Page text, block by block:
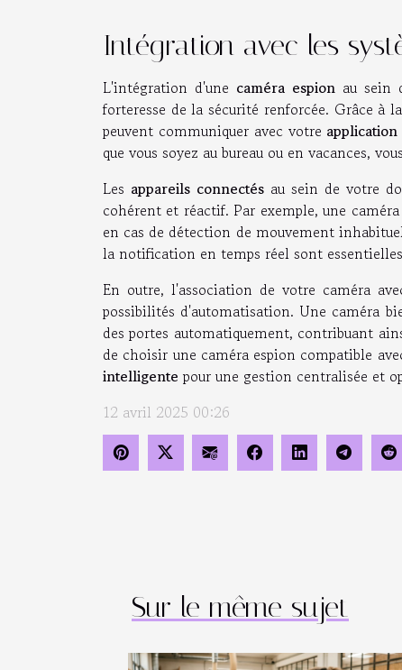
Intégration avec les
L'intégration d'une caméra espionau sein
forteresse de la sécurité renforcée. Grâce à la
peuvent communiquer avec votre
que vous soyez au bureau ou en vacances,
Les appareils connectésau sein de votre
cohérent et réactif. Par exemple, une
en cas de détection de mouvement
la notification en temps réel sont
En outre, l'association de votre caméra
possibilités d'automatisation. Une caméra
des portes automatiquement, contribuant
de choisir une caméra espion compatible
intelligente pour une gestion centralisée et
12 avril 2025 00:26
Sur le même sujet